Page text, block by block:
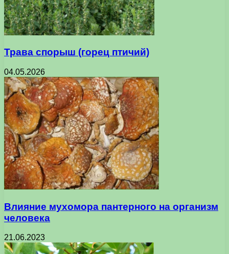
Трава спорыш (горец птичий)
04.05.2026
Влияние мухомора пантерного на организм
человека
21.06.2023